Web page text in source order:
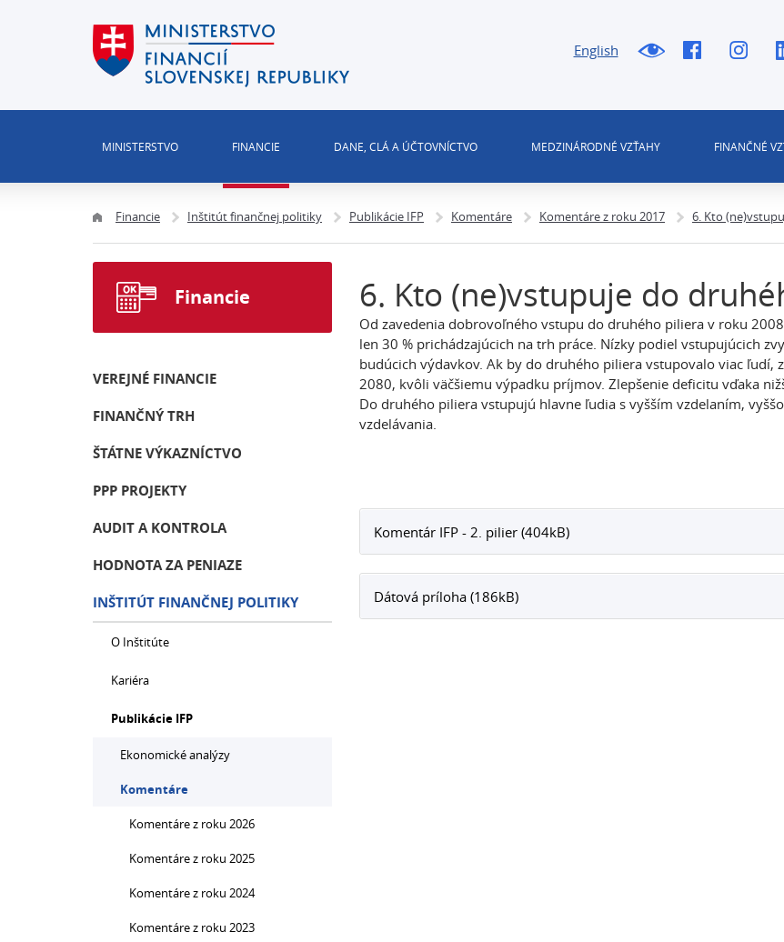
English
MINISTERSTVO FINANCIE DANE, CLÁ A ÚČTOVNÍCTVO MEDZINÁRODNÉ VZŤAHY FINANČNÉ
Financie Inštitút finančnej politiky Publikácie IFP Komentáre Komentáre z roku 2017 6. Kto
6. Kto (ne)vstupuje do
Od zavedenia dobrovoľného vstupu do druhého piliera v roku
len 30 % prichádzajúcich na trh práce. Nízky podiel vstupujúcich
budúcich výdavkov. Ak by do druhého piliera vstupovalo viac
2080, kvôli väčšiemu výpadku príjmov. Zlepšenie deficitu vďaka
Do druhého piliera vstupujú hlavne ľudia s vyšším vzdelaním,
vzdelávania.
Komentár IFP - 2. pilier (404kB)
Dátová príloha (186kB)
Financie
VEREJNÉ FINANCIE
FINANČNÝ TRH
ŠTÁTNE VÝKAZNÍCTVO
PPP PROJEKTY
AUDIT A KONTROLA
HODNOTA ZA PENIAZE
INŠTITÚT FINANČNEJ POLITIKY
O Inštitúte
Kariéra
Publikácie IFP
Ekonomické analýzy
Komentáre
Komentáre z roku 2026
Komentáre z roku 2025
Komentáre z roku 2024
Komentáre z roku 2023